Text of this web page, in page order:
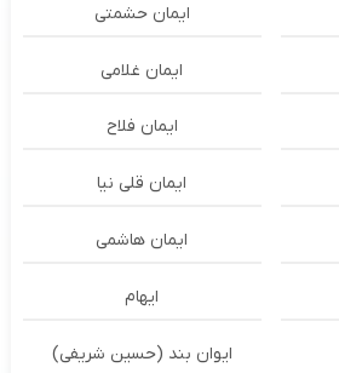
ایمان حشمتی
ایمان غلامی
ایمان فلاح
ایمان قلی نیا
ایمان هاشمی
ایهام
ایوان بند (حسین شریفی)